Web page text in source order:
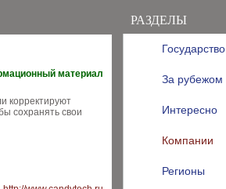
РАЗДЕЛЫ
Государство
За рубежом
Интересно
Компании
Регионы
материал
корректируют
сохранять свои